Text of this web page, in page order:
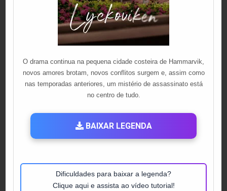
O drama continua na pequena cidade costeira de Hammarvik,
novos amores brotam, novos conflitos surgem e, assim como
nas temporadas anteriores, um mistério de assassinato está
no centro de tudo.
BAIXAR LEGENDA
Dificuldades para baixar a legenda?
Clique aqui e assista ao vídeo tutorial!